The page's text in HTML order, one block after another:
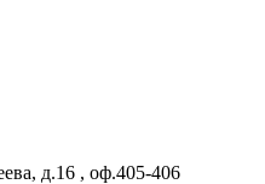
д.16 , оф.405-406